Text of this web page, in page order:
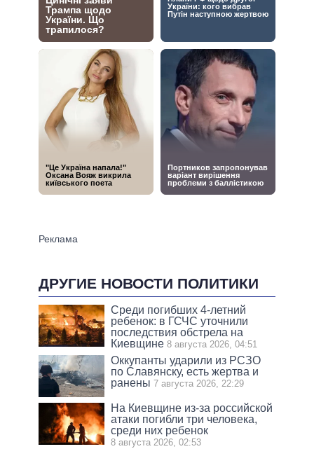
ДРУГИЕ НОВОСТИ ПОЛИТИКИ
Среди погибших 4-летний
ребенок: в ГСЧС уточнили
последствия обстрела на
Киевщине 8 августа 2026, 04:51
Оккупанты ударили из РСЗО
по Славянску, есть жертва и
ранены 7 августа 2026, 22:29
На Киевщине из-за российской
атаки погибли три человека,
среди них ребенок
8 августа 2026, 02:53